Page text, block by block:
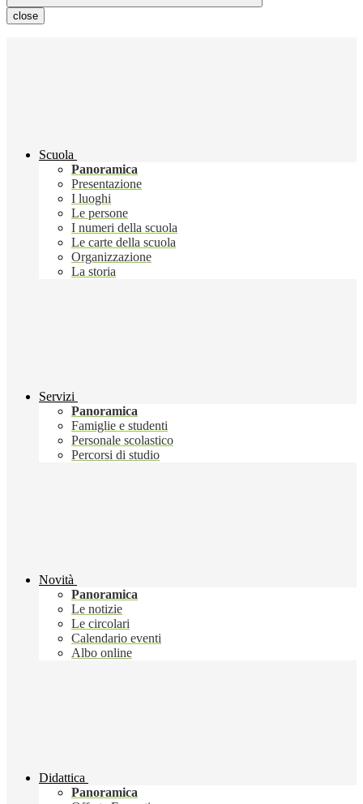
close
Scuola
Panoramica
Presentazione
I luoghi
Le persone
I numeri della scuola
Le carte della scuola
Organizzazione
La storia
Servizi
Panoramica
Famiglie e studenti
Personale scolastico
Percorsi di studio
Novità
Panoramica
Le notizie
Le circolari
Calendario eventi
Albo online
Didattica
Panoramica